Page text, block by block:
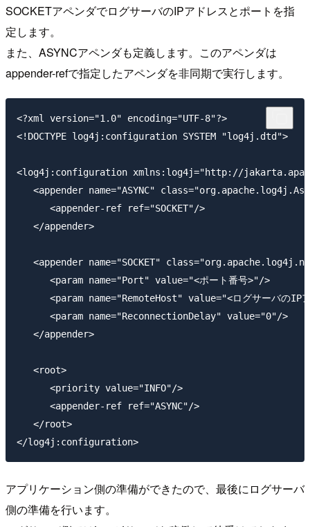
SOCKETアペンダでログサーバのIPアドレスとポートを指
定します。
また、ASYNCアペンダも定義します。このアペンダは
appender-refで指定したアペンダを非同期で実行します。
<?xml version="1.0" encoding="UTF-8"?>
<!DOCTYPE log4j:configuration SYSTEM "log4j.dtd">
<log4j:configuration xmlns:log4j="http://
<appender name="ASYNC"
      <appender-ref ref="SOCKET"/>
   </appender>
<appender name="SOCKET"
      <param name="Port" value="<ポート番号>"/>
<param name="RemoteHost" value="<ログサーバのIP
      <param name="ReconnectionDelay" value="0"/>
   </appender>
   <root>
      <priority value="INFO"/>
      <appender-ref ref="ASYNC"/>
   </root>
アプリケーション側の準備ができたので、最後にログサーバ
側の準備を行います。